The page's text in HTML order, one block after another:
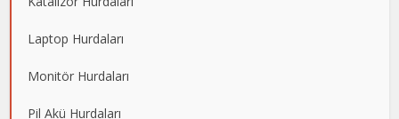
Laptop Hurdaları
Monitör Hurdaları
Pil Akü Hurdaları